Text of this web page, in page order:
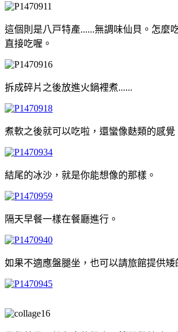
這個則是八戸特產......無調味仙貝。怎麼
直接吃喔。
拆成碎片之後放進火鍋裡煮......
煮軟之後就可以吃啦，還蠻像麩類的感覺
結尾的冰沙，就是你能想像的那樣。
隔天早餐一樣在餐廳進行。
如果不適應盤腿坐，也可以請旅館提供矮